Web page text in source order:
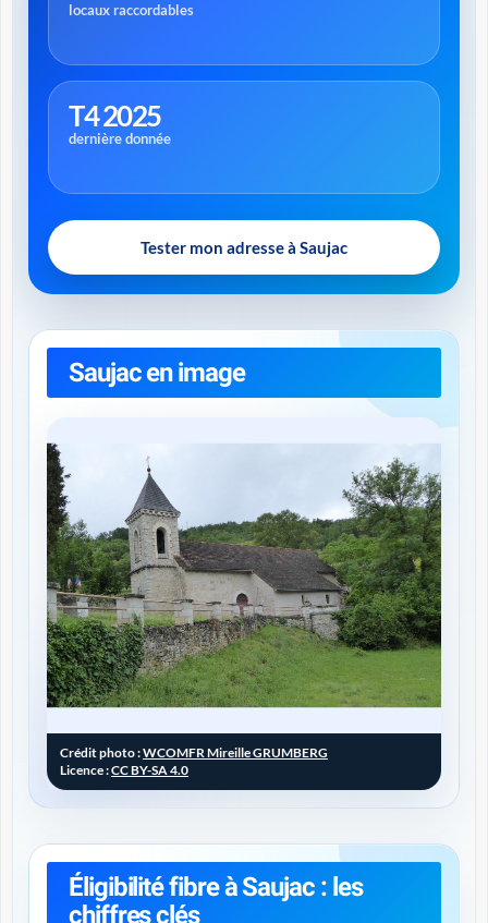
locaux raccordables
T4 2025
dernière donnée
Tester mon adresse à Saujac
Saujac en image
Crédit photo :WCOMFR Mireille GRUMBERG
Licence :CC BY-SA 4.0
Éligibilité fibre à Saujac : les
chiffres clés